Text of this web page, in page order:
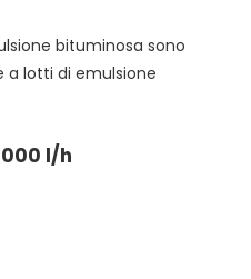
bituminosa sono
a lotti di emulsione
l/h